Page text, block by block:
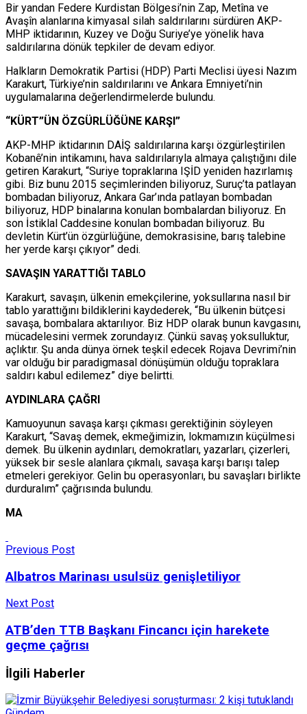
Bir yandan Federe Kurdistan Bölgesi’nin Zap, Metîna ve
Avaşîn alanlarına kimyasal silah saldırılarını sürdüren AKP-
MHP iktidarının, Kuzey ve Doğu Suriye’ye yönelik hava
saldırılarına dönük tepkiler de devam ediyor.
Halkların Demokratik Partisi (HDP) Parti Meclisi üyesi Nazım
Karakurt, Türkiye’nin saldırılarını ve Ankara Emniyeti’nin
uygulamalarına değerlendirmelerde bulundu.
“KÜRT”ÜN ÖZGÜRLÜĞÜNE KARŞI”
AKP-MHP iktidarının DAİŞ saldırılarına karşı özgürleştirilen
Kobanê’nin intikamını, hava saldırılarıyla almaya çalıştığını dile
getiren Karakurt, “Suriye topraklarına IŞİD yeniden hazırlamış
gibi. Biz bunu 2015 seçimlerinden biliyoruz, Suruç’ta patlayan
bombadan biliyoruz, Ankara Gar’ında patlayan bombadan
biliyoruz, HDP binalarına konulan bombalardan biliyoruz. En
son İstiklal Caddesine konulan bombadan biliyoruz. Bu
devletin Kürt’ün özgürlüğüne, demokrasisine, barış talebine
her yerde karşı çıkıyor” dedi.
SAVAŞIN YARATTIĞI TABLO
Karakurt, savaşın, ülkenin emekçilerine, yoksullarına nasıl bir
tablo yarattığını bildiklerini kaydederek, “Bu ülkenin bütçesi
savaşa, bombalara aktarılıyor. Biz HDP olarak bunun kavgasını,
mücadelesini vermek zorundayız. Çünkü savaş yoksulluktur,
açlıktır. Şu anda dünya örnek teşkil edecek Rojava Devrimi’nin
var olduğu bir paradigmasal dönüşümün olduğu topraklara
saldırı kabul edilemez” diye belirtti.
AYDINLARA ÇAĞRI
Kamuoyunun savaşa karşı çıkması gerektiğinin söyleyen
Karakurt, “Savaş demek, ekmeğimizin, lokmamızın küçülmesi
demek. Bu ülkenin aydınları, demokratları, yazarları, çizerleri,
yüksek bir sesle alanlara çıkmalı, savaşa karşı barışı talep
etmeleri gerekiyor. Gelin bu operasyonları, bu savaşları birlikte
durduralım” çağrısında bulundu.
MA
Previous Post
Albatros Marinası usulsüz genişletiliyor
Next Post
ATB’den TTB Başkanı Fincancı için harekete
geçme çağrısı
İlgili Haberler